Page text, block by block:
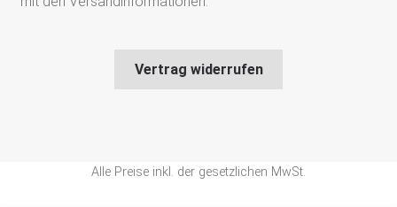
Vertrag widerrufen
Alle Preise inkl. der gesetzlichen MwSt.